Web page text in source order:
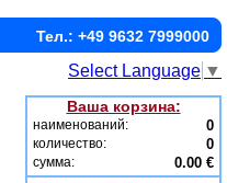
Тел.: +49 9632 7999000
Select Language ▼
Ваша корзина:
наименований: 0
количество: 0
сумма: 0.00 €